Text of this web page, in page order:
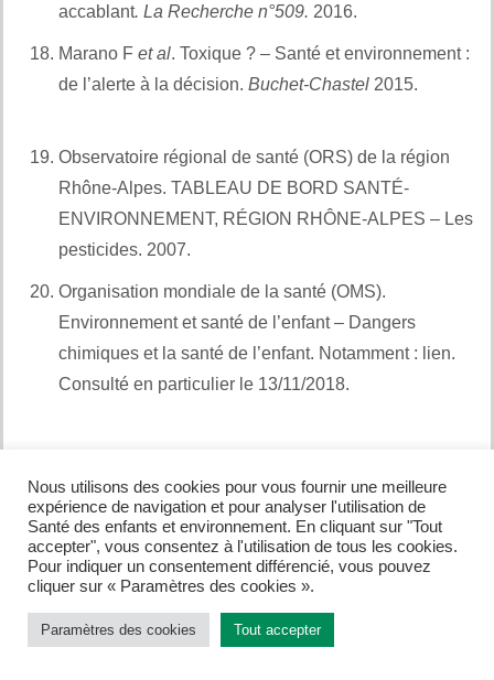
accablant. La Recherche n°509. 2016.
Marano F et al. Toxique ? – Santé et environnement :
de l’alerte à la décision. Buchet-Chastel 2015.
Observatoire régional de santé (ORS) de la région
Rhône-Alpes. TABLEAU DE BORD SANTÉ-
ENVIRONNEMENT, RÉGION RHÔNE-ALPES – Les
pesticides. 2007.
Organisation mondiale de la santé (OMS).
Environnement et santé de l’enfant – Dangers
chimiques et la santé de l’enfant. Notamment : lien.
Consulté en particulier le 13/11/2018.
American Academy of Pediatrics. Healthychildren.org.
Protecting Children from Pesticides: Information for
Parents. 2017. Notamment :lien. Consulté en
American Academy of Pediatrics (AAP)
Nous utilisons des cookies pour vous fournir une meilleure
expérience de navigation et pour analyser l'utilisation de
Santé des enfants et environnement. En cliquant sur "Tout
accepter", vous consentez à l'utilisation de tous les cookies.
Pour indiquer un consentement différencié, vous pouvez
cliquer sur « Paramètres des cookies ».
Paramètres des cookies Tout accepter